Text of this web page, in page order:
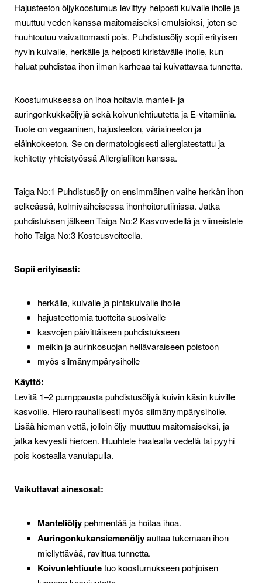
Hajusteeton öljykoostumus levittyy helposti kuivalle iholle ja
muuttuu veden kanssa maitomaiseksi emulsioksi, joten se
huuhtoutuu vaivattomasti pois. Puhdistusöljy sopii erityisen
hyvin kuivalle, herkälle ja helposti kiristävälle iholle, kun
haluat puhdistaa ihon ilman karheaa tai kuivattavaa tunnetta.
Koostumuksessa on ihoa hoitavia manteli- ja
auringonkukkaöljyjä sekä koivunlehtiuutetta ja E-vitamiinia.
Tuote on vegaaninen, hajusteeton, väriaineeton ja
eläinkokeeton. Se on dermatologisesti allergiatestattu ja
kehitetty yhteistyössä Allergialiiton kanssa.
Taiga No:1 Puhdistusöljy on ensimmäinen vaihe herkän ihon
selkeässä, kolmivaiheisessa ihonhoitorutiinissa. Jatka
puhdistuksen jälkeen Taiga No:2 Kasvovedellä ja viimeistele
hoito Taiga No:3 Kosteusvoiteella.
Sopii erityisesti:
herkälle, kuivalle ja pintakuivalle iholle
hajusteettomia tuotteita suosivalle
kasvojen päivittäiseen puhdistukseen
meikin ja aurinkosuojan hellävaraiseen poistoon
myös silmänympärysiholle
Käyttö:
Levitä 1–2 pumppausta puhdistusöljyä kuivin käsin kuiville
kasvoille. Hiero rauhallisesti myös silmänympärysiholle.
Lisää hieman vettä, jolloin öljy muuttuu maitomaiseksi, ja
jatka kevyesti hieroen. Huuhtele haalealla vedellä tai pyyhi
pois kostealla vanulapulla.
Vaikuttavat ainesosat:
Manteliöljypehmentää ja hoitaa ihoa.
Auringonkukansiemenöljyauttaa tukemaan ihon
miellyttävää, ravittua tunnetta.
Koivunlehtiuutetuo koostumukseen pohjoisen